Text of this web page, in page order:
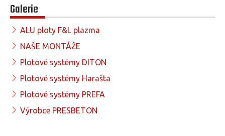
Galerie
ALU ploty F&L plazma
NAŠE MONTÁŽE
Plotové systémy DITON
Plotové systémy Harašta
Plotové systémy PREFA
Výrobce PRESBETON